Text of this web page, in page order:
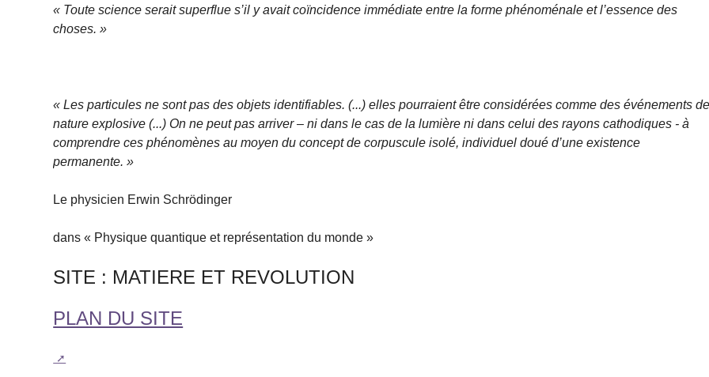
« Toute science serait superflue s’il y avait coïncidence immédiate entre la forme phénoménale et l’essence des
choses. »
« Les particules ne sont pas des objets identifiables. (...) elles pourraient être considérées comme des événements
nature explosive (...) On ne peut pas arriver – ni dans le cas de la lumière ni dans celui des rayons cathodiques - à
comprendre ces phénomènes au moyen du concept de corpuscule isolé, individuel doué d’une existence
permanente. »
Le physicien Erwin Schrödinger
dans « Physique quantique et représentation du monde »
SITE : MATIERE ET REVOLUTION
PLAN DU SITE